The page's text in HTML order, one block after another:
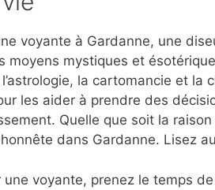
voyante à Gardanne, une
moyens mystiques et
la cartomancie et
les aider à prendre des
Quelle que soit la
dans Gardanne. Lisez
voyante, prenez le temps